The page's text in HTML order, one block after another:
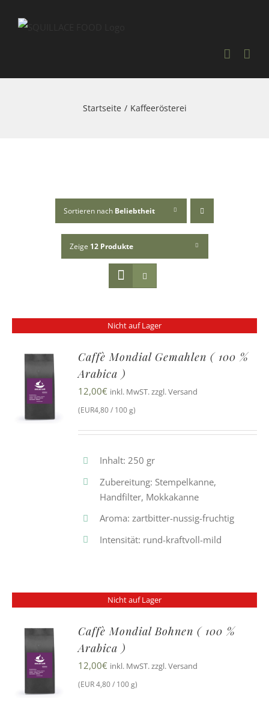
Startseite Kaffeerösterei
Sortieren nach Beliebtheit
Zeige 12 Produkte
Nicht auf Lager
Caffè Mondial Gemahlen ( 100 %
Arabica )
12,00€ inkl. MwST. zzgl. Versand
(EUR4,80 / 100 g)
Inhalt: 250 gr
Zubereitung: Stempelkanne,
Handfilter, Mokkakanne
Aroma: zartbitter-nussig-fruchtig
Intensität: rund-kraftvoll-mild
Nicht auf Lager
Caffè Mondial Bohnen ( 100 %
Arabica )
12,00€ inkl. MwST. zzgl. Versand
(EUR 4,80 / 100 g)